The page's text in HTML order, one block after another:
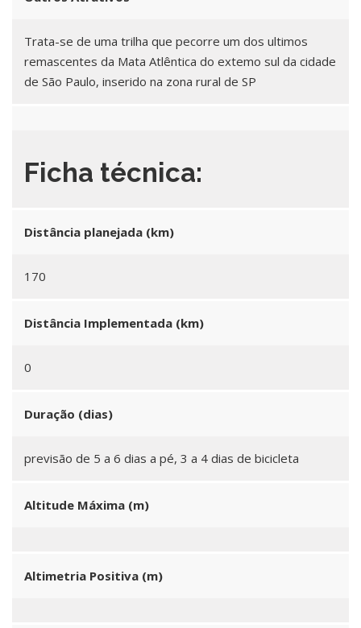
Trata-se de uma trilha que pecorre um dos ultimos
remascentes da Mata Atlêntica do extemo sul da cidade
de São Paulo, inserido na zona rural de SP
Ficha técnica:
Distância planejada (km)
170
Distância Implementada (km)
0
Duração (dias)
previsão de 5 a 6 dias a pé, 3 a 4 dias de bicicleta
Altitude Máxima (m)
Altimetria Positiva (m)